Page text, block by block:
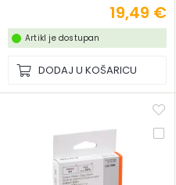
19,49 €
Artikl je dostupan
DODAJ U KOŠARICU